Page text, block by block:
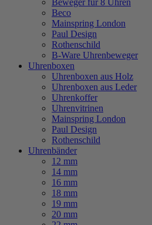
Beweger für 8 Uhren
Beco
Mainspring London
Paul Design
Rothenschild
B-Ware Uhrenbeweger
Uhrenboxen
Uhrenboxen aus Holz
Uhrenboxen aus Leder
Uhrenkoffer
Uhrenvitrinen
Mainspring London
Paul Design
Rothenschild
Uhrenbänder
12 mm
14 mm
16 mm
18 mm
19 mm
20 mm